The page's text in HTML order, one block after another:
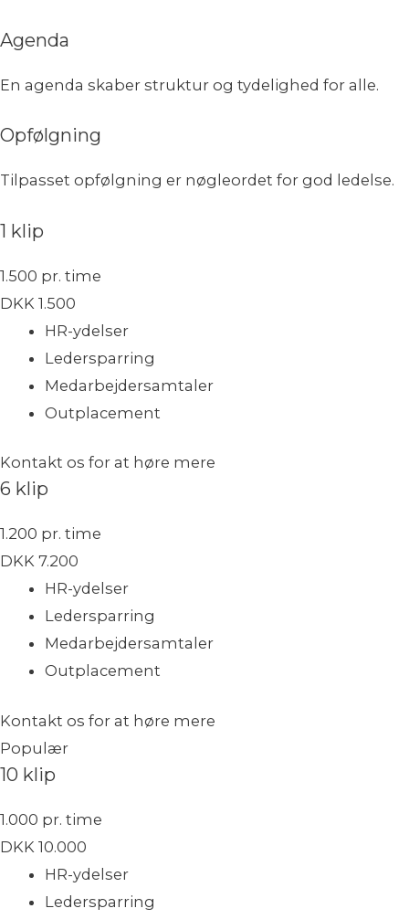
Agenda
En agenda skaber struktur og tydelighed for alle.
Opfølgning
Tilpasset opfølgning er nøgleordet for god ledelse.
1 klip
1.500 pr. time
DKK 1.500
HR-ydelser
Ledersparring
Medarbejdersamtaler
Outplacement
Kontakt os for at høre mere
6 klip
1.200 pr. time
DKK 7.200
HR-ydelser
Ledersparring
Medarbejdersamtaler
Outplacement
Kontakt os for at høre mere
Populær
10 klip
1.000 pr. time
DKK 10.000
HR-ydelser​
Ledersparring